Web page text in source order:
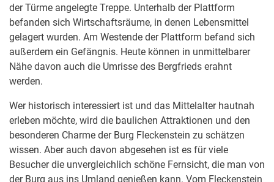
der Türme angelegte Treppe. Unterhalb der Plattform
befanden sich Wirtschaftsräume, in denen Lebensmittel
gelagert wurden. Am Westende der Plattform befand sich
außerdem ein Gefängnis. Heute können in unmittelbarer
Nähe davon auch die Umrisse des Bergfrieds erahnt
werden.
Wer historisch interessiert ist und das Mittelalter hautnah
erleben möchte, wird die baulichen Attraktionen und den
besonderen Charme der Burg Fleckenstein zu schätzen
wissen. Aber auch davon abgesehen ist es für viele
Besucher die unvergleichlich schöne Fernsicht, die man von
der Burg aus ins Umland genießen kann. Vom Fleckenstein